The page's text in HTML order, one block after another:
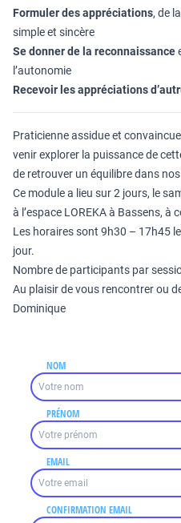
Formuler des appréciations, de
simple et sincère
Se donner de la reconnaissance
l’autonomie
Recevoir les appréciations
Praticienne assidue et
venir explorer la puissance de
de retrouver un équilibre dans
Ce module a lieu sur 2 jours, le
à l’espace LOREKA à Bassens, à
Les horaires sont 9h30 – 17h45
jour.
Nombre de participants par
Au plaisir de vous rencontrer ou
Dominique
NOM
PRÉNOM
EMAIL
CONFIRMATION EMAIL